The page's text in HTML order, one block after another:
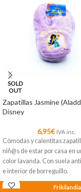
SOLD
OUT
Zapatillas Jasmine
Disney
6,95€ IVA inc.
Cómodas y calentitas
niñ@s de estar por casa en
color lavanda. Con suela
e interior de borreguillo.
Frikilandia